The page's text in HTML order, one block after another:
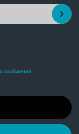
сообщений